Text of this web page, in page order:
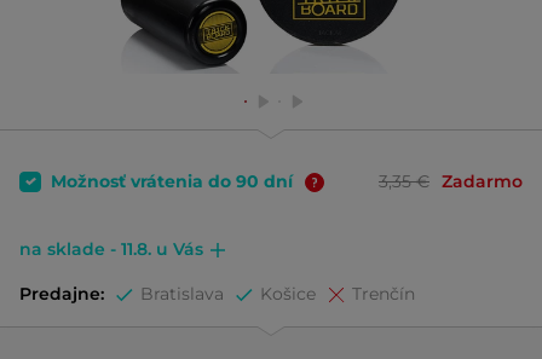
Možnosť vrátenia do 90 dní 3,35 € Zadarmo
na sklade - 11.8. u Vás
Predajne: Bratislava Košice Trenčín